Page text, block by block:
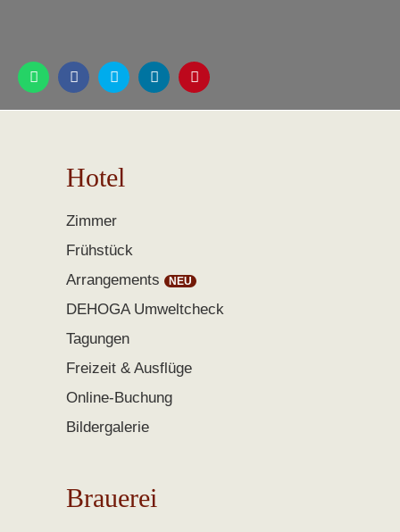
Hotel
Zimmer
Frühstück
Arrangements
DEHOGA Umweltcheck
Tagungen
Freizeit & Ausflüge
Online-Buchung
Bildergalerie
Brauerei